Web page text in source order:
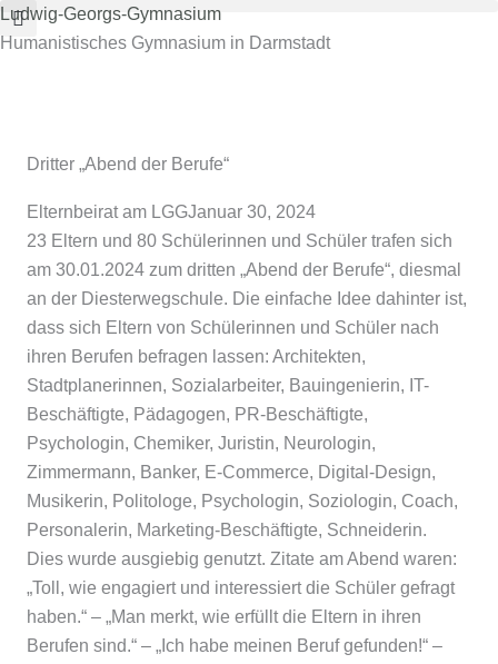
Zum
Inhalt
Ludwig-Georgs-Gymnasium
Humanistisches Gymnasium in Darmstadt
Dritter „Abend der Berufe“
Elternbeirat am LGGJanuar 30, 2024
23 Eltern und 80 Schülerinnen und Schüler trafen sich
am 30.01.2024 zum dritten „Abend der Berufe“, diesmal
an der Diesterwegschule. Die einfache Idee dahinter ist,
dass sich Eltern von Schülerinnen und Schüler nach
ihren Berufen befragen lassen: Architekten,
Stadtplanerinnen, Sozialarbeiter, Bauingenierin, IT-
Beschäftigte, Pädagogen, PR-Beschäftigte,
Psychologin, Chemiker, Juristin, Neurologin,
Zimmermann, Banker, E-Commerce, Digital-Design,
Musikerin, Politologe, Psychologin, Soziologin, Coach,
Personalerin, Marketing-Beschäftigte, Schneiderin.
Dies wurde ausgiebig genutzt. Zitate am Abend waren:
„Toll, wie engagiert und interessiert die Schüler gefragt
haben.“ – „Man merkt, wie erfüllt die Eltern in ihren
Berufen sind.“ – „Ich habe meinen Beruf gefunden!“ –